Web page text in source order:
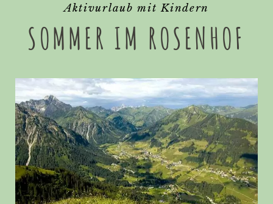
Aktivurlaub mit Kindern
SOMMER IM ROSENHOF